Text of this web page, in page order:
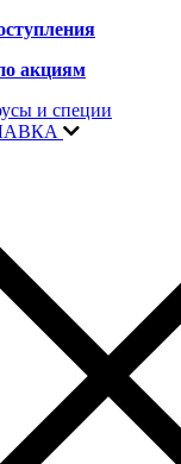
акциям
и специи